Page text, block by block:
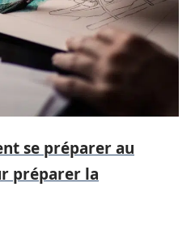
se préparer au
préparer la